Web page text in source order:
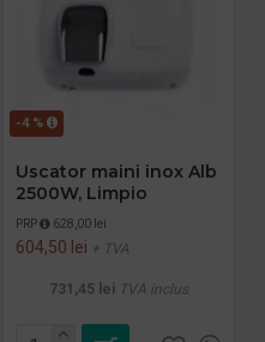
-4 %
Uscator maini inox Alb
2500W, Limpio
PRP 628,00 lei
604,50 lei + TVA
731,45 lei TVA inclus